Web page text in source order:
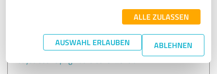
ALLE ZULASSEN
AUSWAHL ERLAUBEN ABLEHNEN
Bodystreet Leipzig Eutritzscher Zentrum